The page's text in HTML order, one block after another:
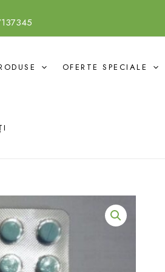
OFERTE SPECIALE